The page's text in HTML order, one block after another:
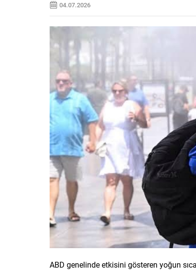
04.07.2026
ABD genelinde etkisini gösteren yoğun